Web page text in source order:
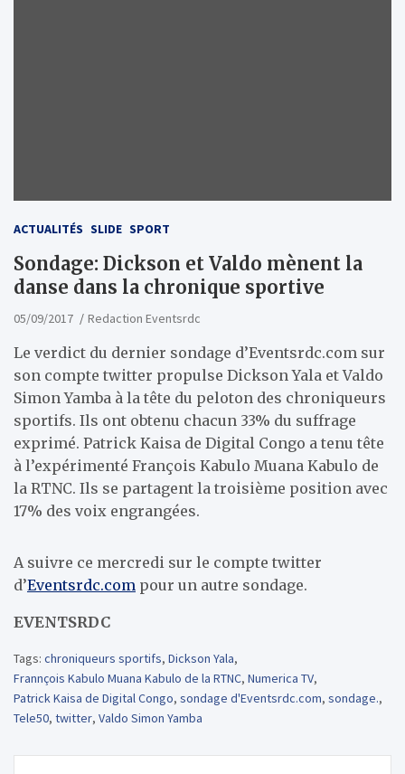
ACTUALITÉS SLIDE SPORT
Sondage: Dickson et Valdo mènent la
danse dans la chronique sportive
05/09/2017 Redaction Eventsrdc
Le verdict du dernier sondage d’Eventsrdc.com sur
son compte twitter propulse Dickson Yala et Valdo
Simon Yamba à la tête du peloton des chroniqueurs
sportifs. Ils ont obtenu chacun 33% du suffrage
exprimé. Patrick Kaisa de Digital Congo a tenu tête
à l’expérimenté François Kabulo Muana Kabulo de
la RTNC. Ils se partagent la troisième position avec
17% des voix engrangées.
A suivre ce mercredi sur le compte twitter
d’Eventsrdc.com pour un autre sondage.
EVENTSRDC
Tags: chroniqueurs sportifs, Dickson Yala,
Frannçois Kabulo Muana Kabulo de la RTNC, Numerica TV,
Patrick Kaisa de Digital Congo, sondage d'Eventsrdc.com, sondage.,
Tele50, twitter, Valdo Simon Yamba